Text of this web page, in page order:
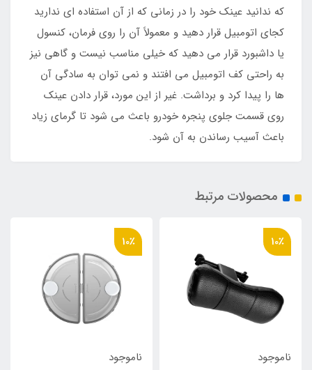
که ندانید عینک خود را در زمانی که از آن استفاده ای ندارید
کجای اتومبیل قرار دهید و معمولاً آن را روی فرمان، کنسول
یا داشبورد قرار می دهید که خیلی مناسب نیست و گاهی نیز
به راحتی کف اتومبیل می افتند و نمی توان به سادگی آن
ها را پیدا کرد و برداشت. غیر از این مورد، قرار دادن عینک
روی قسمت جلوی پنجره خودرو باعث می شود تا گرمای زیاد
باعث آسیب رساندن به آن شود.
محصولات مرتبط
10٪
ناموجود
10٪
ناموجود